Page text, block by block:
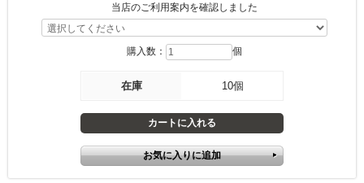
当店のご利用案内を確認しました
購入数： 個
在庫 10個